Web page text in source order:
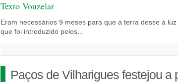
Texto Vouzelar
Eram necessários 9 meses para que a terra desse à
que foi introduzido pelos…
Paços de Vilharigues festejou a